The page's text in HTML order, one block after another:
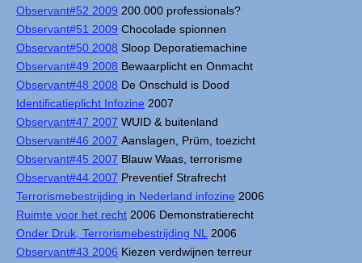
Observant#52 2009 200.000 professionals?
Observant#51 2009 Chocolade spionnen
Observant#50 2008 Sloop Deporatiemachine
Observant#49 2008 Bewaarplicht en Onmacht
Observant#48 2008 De Onschuld is Dood
Identificatieplicht Infozine 2007
Observant#47 2007 WUID & buitenland
Observant#46 2007 Aanslagen, Prüm, toezicht
Observant#45 2007 Blauw Waas, terrorisme
Observant#44 2007 Preventief Strafrecht
Terrorismebestrijding in Nederland infozine 2006
Ruimte voor het recht 2006 Demonstratierecht
Onder Druk, Terrorismebestrijding NL 2006
Observant#43 2006 Kiezen verdwijnen terreur